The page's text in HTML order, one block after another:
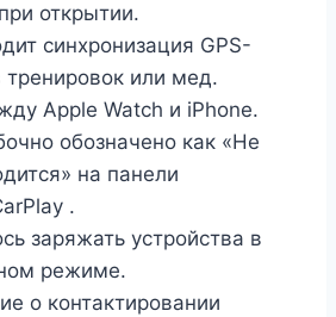
открытии.
синхронизация GPS-
тренировок или мед.
Apple Watch и iPhone.
обозначено как «Не
на панели
.
заряжать устройства в
режиме.
о контактировании